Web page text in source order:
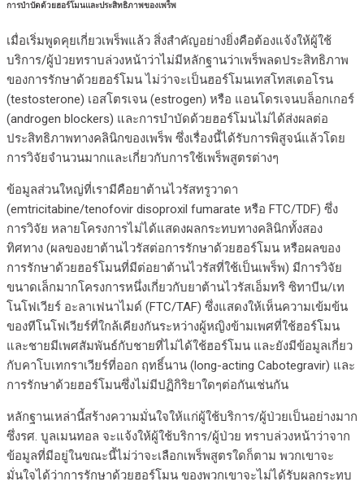
การบำบัดด้วยฮอร์โมนและประสิทธิภาพของเพร็พ
เมื่อเริ่มพูดคุยเกี่ยวเพร็พแล้ว สิ่งสำคัญอย่างยิ่งคือต้องแจ้งให้ผู้ใช้
บริการ/ผู้ป่วยทราบล่วงหน้าว่าไม่มีหลักฐานว่าเพร็พลดประสิทธิภาพ
ของการรักษาด้วยฮอร์โมน ไม่ว่าจะเป็นฮอร์โมนเทสโทสเตอโรน
(testosterone) เอสโตรเจน (estrogen) หรือ แอนโดรเจนบล็อกเกอร์
(androgen blockers) และการบำบัดด้วยฮอร์โมนไม่ได้ส่งผลต่อ
ประสิทธิภาพทางคลินิกของเพร็พ ซึ่งเรื่องนี้ได้รับการพิสูจน์แล้วโดย
การวิจัยจำนวนมากและเกี่ยวกับการใช้เพร็พสูตรต่างๆ
ข้อมูลส่วนใหญ่ที่เรามีคือยาต้านไวรัสทรูวาดา
(emtricitabine/tenofovir disoproxil fumarate หรือ FTC/TDF) ซึ่ง
การวิจัย หลายโครงการไม่ได้แสดงผลกระทบทางคลินิกทั้งสอง
ทิศทาง (ผลของยาต้านไวรัสต่อการรักษาด้วยฮอร์โมน หรือผลของ
การรักษาด้วยฮอร์โมนที่มีต่อยาต้านไวรัสที่ใช้เป็นเพร็พ) มีการวิจัย
ขนาดเล็กมากโครงการหนึ่งเกี่ยวกับยาต้านไวรัสเอ็มทริ ซิทาบีน/เท
โนโฟเวียร์ อะลาเฟนาไมด์ (FTC/TAF) ซึ่งแสดงให้เห็นความเข้มข้น
ของทีโนโฟเวียร์ที่ใกล้เคียงกันระหว่างผู้หญิงข้ามเพศที่ใช้ฮอร์โมน
และชายมีเพศสัมพันธ์กับชายที่ไม่ได้ใช้ฮอร์โมน และยังมีข้อมูลเกี่ยว
กับคาโบเทกราเวียร์ที่ออก ฤทธิ์นาน (long-acting Cabotegravir) และ
การรักษาด้วยฮอร์โมนซึ่งไม่มีปฏิกิริยาใดๆต่อกันเช่นกัน
หลักฐานเหล่านี้สร้างความมั่นใจให้แก่ผู้ใช้บริการ/ผู้ป่วยเป็นอย่างมาก
ซึ่งรศ. บูลเมนทอล จะแจ้งให้ผู้ใช้บริการ/ผู้ป่วย ทราบล่วงหน้าว่าจาก
ข้อมูลที่มีอยู่ในขณะนี้ไม่ว่าจะเลือกเพร็พสูตรใดก็ตาม พวกเขาจะ
มั่นใจได้ว่าการรักษาด้วยฮอร์โมน ของพวกเขาจะไม่ได้รับผลกระทบ